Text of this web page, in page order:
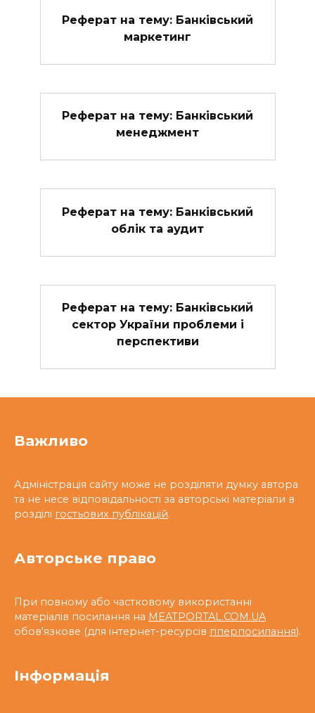
Реферат на тему: Банківський
маркетинг
Реферат на тему: Банківський
менеджмент
Реферат на тему: Банківський
облік та аудит
Реферат на тему: Банківський
сектор України проблеми і
перспективи
Важливо
Адміністрація сайту може не розділяти думку автора
та не несе відповідальності за авторські матеріали в
розділі гостьових публікацій.
Авторське право
При повному або частковому використанні
матеріалів посилання на MEATPORTAL.COM.UA
обов'язкове (для інтернет-ресурсів гіперпосилання).
Інформація